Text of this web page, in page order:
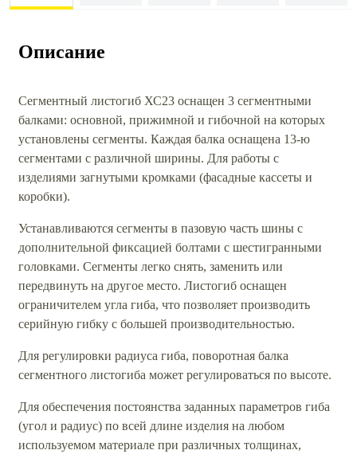
Описание
Сегментный листогиб ХС23 оснащен 3 сегментными
балками: основной, прижимной и гибочной на которых
установлены сегменты. Каждая балка оснащена 13-ю
сегментами с различной ширины. Для работы с
изделиями загнутыми кромками (фасадные кассеты и
коробки).
Устанавливаются сегменты в пазовую часть шины с
дополнительной фиксацией болтами с шестигранными
головками. Сегменты легко снять, заменить или
передвинуть на другое место. Листогиб оснащен
ограничителем угла гиба, что позволяет производить
серийную гибку с большей производительностью.
Для регулировки радиуса гиба, поворотная балка
сегментного листогиба может регулироваться по высоте.
Для обеспечения постоянства заданных параметров гиба
(угол и радиус) по всей длине изделия на любом
используемом материале при различных толщинах,